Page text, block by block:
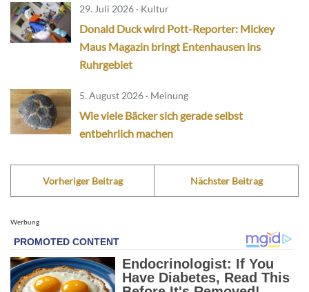
29. Juli 2026 · Kultur
Donald Duck wird Pott-Reporter: Mickey
Maus Magazin bringt Entenhausen ins
Ruhrgebiet
5. August 2026 · Meinung
Wie viele Bäcker sich gerade selbst
entbehrlich machen
Vorheriger Beitrag Nächster Beitrag
Werbung